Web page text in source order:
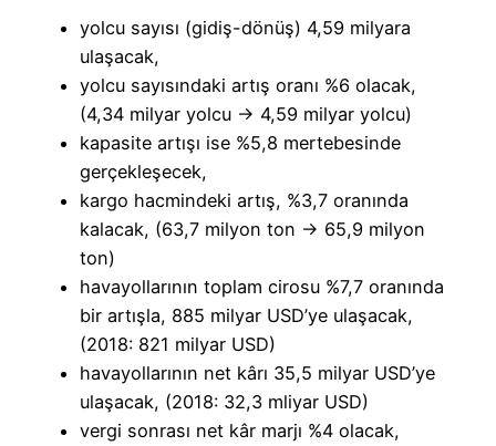
yolcu sayısı (gidiş-dönüş) 4,59 milyara
ulaşacak,
yolcu sayısındaki artış oranı %6 olacak,
(4,34 milyar yolcu → 4,59 milyar yolcu)
kapasite artışı ise %5,8 mertebesinde
gerçekleşecek,
kargo hacmindeki artış, %3,7 oranında
kalacak, (63,7 milyon ton → 65,9 milyon
ton)
havayollarının toplam cirosu %7,7 oranında
bir artışla, 885 milyar USD’ye ulaşacak,
(2018: 821 milyar USD)
havayollarının net kârı 35,5 milyar USD’ye
ulaşacak, (2018: 32,3 mliyar USD)
vergi sonrası net kâr marjı %4 olacak,